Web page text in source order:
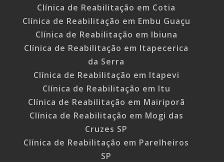
Clínica de Reabilitação em Cotia
Clínica de Reabilitação em Embu Guaçu
Clínica de Reabilitação em Ibiuna
Clínica de Reabilitação em Itapecerica
da Serra
Clínica de Reabilitação em Itapevi
Clínica de Reabilitação em Itu
Clínica de Reabilitação em Mairiporã
Clínica de Reabilitação em Mogi das
Cruzes SP
Clínica de Reabilitação em Parelheiros
SP